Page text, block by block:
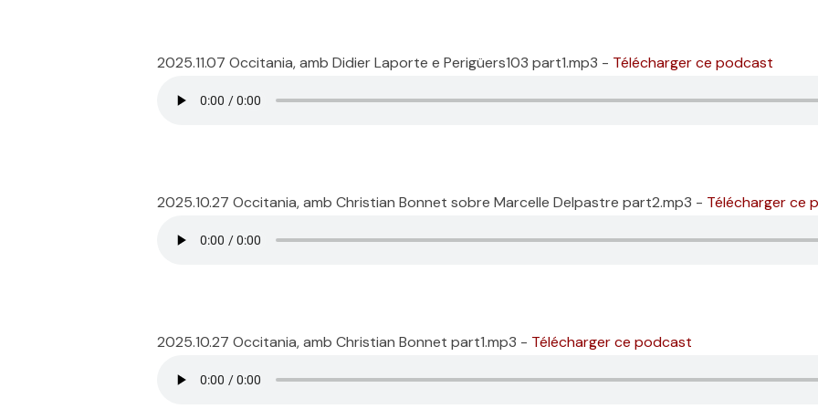
2025.11.07 Occitania, amb Didier Laporte e Perigüers103 part1.mp3 - Télécharger ce podcast
2025.10.27 Occitania, amb Christian Bonnet sobre Marcelle Delpastre part2.mp3 - Télécharger ce
2025.10.27 Occitania, amb Christian Bonnet part1.mp3 - Télécharger ce podcast